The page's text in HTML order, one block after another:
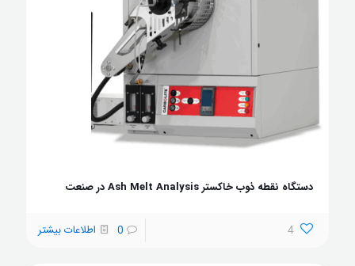
دستگاه نقطه ذوب خاکستر Ash Melt Analysis در صنعت
4
0 اطلاعات بیشتر